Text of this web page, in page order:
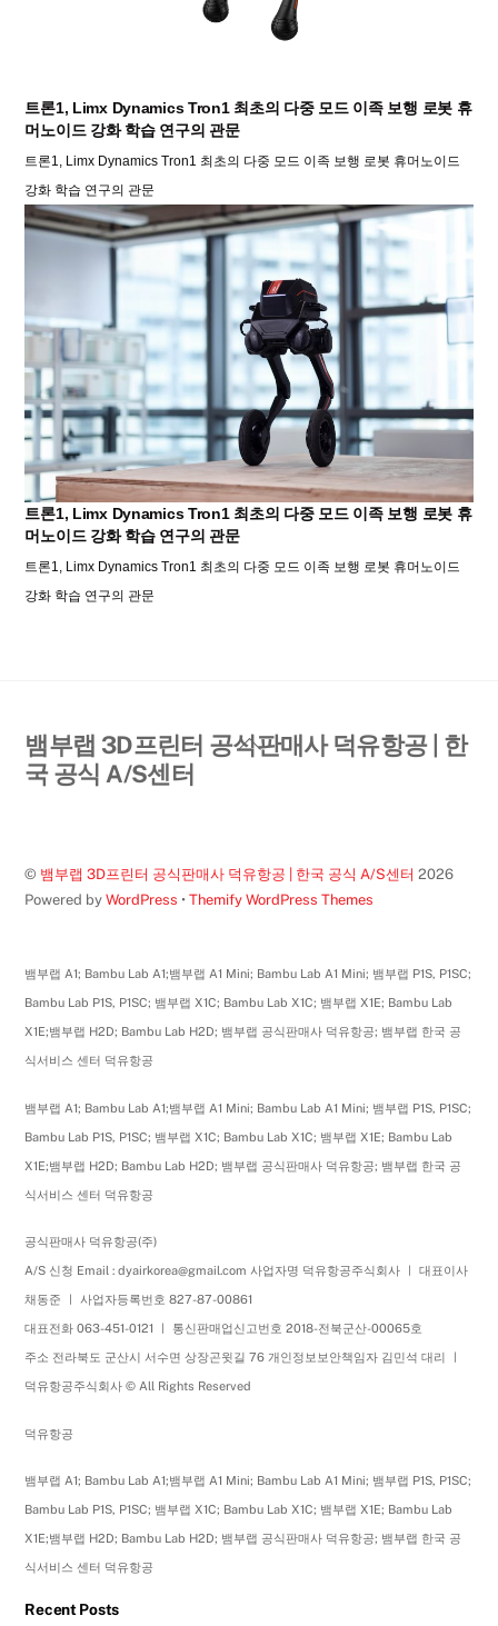
트론1, Limx Dynamics Tron1 최초의 다중 모드 이족 보행 로봇 휴
머노이드 강화 학습 연구의 관문
트론1, Limx Dynamics Tron1 최초의 다중 모드 이족 보행 로봇 휴머노이드
강화 학습 연구의 관문
트론1, Limx Dynamics Tron1 최초의 다중 모드 이족 보행 로봇 휴
머노이드 강화 학습 연구의 관문
트론1, Limx Dynamics Tron1 최초의 다중 모드 이족 보행 로봇 휴머노이드
강화 학습 연구의 관문
Back
뱀부랩 3D프린터 공식판매사 덕유항공 | 한
국 공식 A/S센터
© 뱀부랩 3D프린터 공식판매사 덕유항공 | 한국 공식 A/S센터 2026
Powered byWordPress •Themify WordPress Themes
뱀부랩 A1; Bambu Lab A1;뱀부랩 A1 Mini; Bambu Lab A1 Mini; 뱀부랩 P1S, P1SC;
Bambu Lab P1S, P1SC; 뱀부랩 X1C; Bambu Lab X1C; 뱀부랩 X1E; Bambu Lab
X1E;뱀부랩 H2D; Bambu Lab H2D; 뱀부랩 공식판매사 덕유항공; 뱀부랩 한국 공
식서비스 센터 덕유항공
뱀부랩 A1; Bambu Lab A1;뱀부랩 A1 Mini; Bambu Lab A1 Mini; 뱀부랩 P1S, P1SC;
Bambu Lab P1S, P1SC; 뱀부랩 X1C; Bambu Lab X1C; 뱀부랩 X1E; Bambu Lab
X1E;뱀부랩 H2D; Bambu Lab H2D; 뱀부랩 공식판매사 덕유항공; 뱀부랩 한국 공
식서비스 센터 덕유항공
공식판매사 덕유항공(주)
A/S 신청 Email : dyairkorea@gmail.com 사업자명 덕유항공주식회사 ㅣ 대표이사
채동준 ㅣ 사업자등록번호 827-87-00861
대표전화 063-451-0121 ㅣ 통신판매업신고번호 2018-전북군산-00065호
주소 전라북도 군산시 서수면 상장곤윗길 76 개인정보보안책임자 김민석 대리 ㅣ
덕유항공주식회사 © All Rights Reserved
덕유항공
뱀부랩 A1; Bambu Lab A1;뱀부랩 A1 Mini; Bambu Lab A1 Mini; 뱀부랩 P1S, P1SC;
Bambu Lab P1S, P1SC; 뱀부랩 X1C; Bambu Lab X1C; 뱀부랩 X1E; Bambu Lab
X1E;뱀부랩 H2D; Bambu Lab H2D; 뱀부랩 공식판매사 덕유항공; 뱀부랩 한국 공
식서비스 센터 덕유항공
Recent Posts